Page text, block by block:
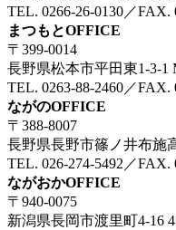
TEL. 0266-26-0130／FAX.
まつもとOFFICE
〒399-0014
長野県松本市平田東1-3-1
TEL. 0263-88-2460／FAX.
ながのOFFICE
〒388-8007
長野県長野市篠ノ井布施
TEL. 026-274-5492／FAX.
ながおかOFFICE
〒940-0075
新潟県長岡市渡里町4-16